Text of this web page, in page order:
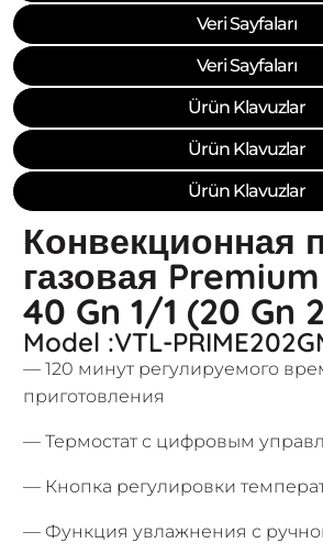
Конвекционная
газовая
40 Gn 1/1 (20 Gn
Model :VTL-
— 120 минут регулируемого
приготовления
— Термостат с цифровым
— Кнопка регулировки
— Функция увлажнения с
Veri Sayfaları
Veri Sayfaları
Ürün Klavuzlar
Ürün Klavuzlar
Ürün Klavuzlar